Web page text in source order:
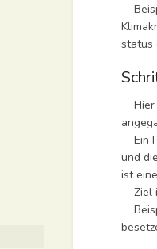
status
Hier
Ein
und
ist
Ziel